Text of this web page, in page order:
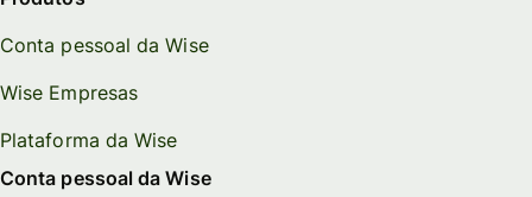
Conta pessoal da Wise
Wise Empresas
Plataforma da Wise
Conta pessoal da Wise